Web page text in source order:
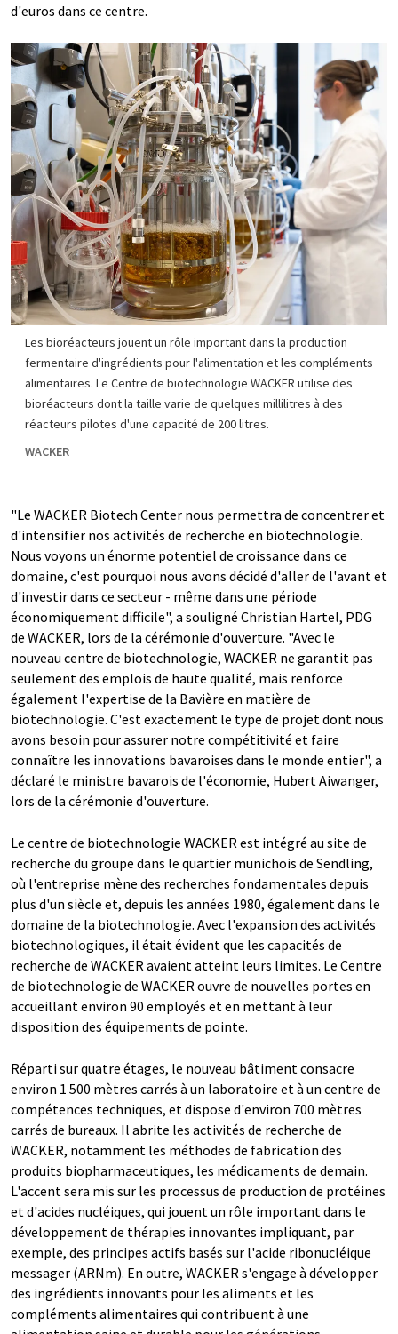
d'euros dans ce centre.
Les bioréacteurs jouent un rôle important dans la production
fermentaire d'ingrédients pour l'alimentation et les compléments
alimentaires. Le Centre de biotechnologie WACKER utilise des
bioréacteurs dont la taille varie de quelques millilitres à des
réacteurs pilotes d'une capacité de 200 litres.
WACKER
"Le WACKER Biotech Center nous permettra de concentrer et
d'intensifier nos activités de recherche en biotechnologie.
Nous voyons un énorme potentiel de croissance dans ce
domaine, c'est pourquoi nous avons décidé d'aller de l'avant et
d'investir dans ce secteur - même dans une période
économiquement difficile", a souligné Christian Hartel, PDG
de WACKER, lors de la cérémonie d'ouverture. "Avec le
nouveau centre de biotechnologie, WACKER ne garantit pas
seulement des emplois de haute qualité, mais renforce
également l'expertise de la Bavière en matière de
biotechnologie. C'est exactement le type de projet dont nous
avons besoin pour assurer notre compétitivité et faire
connaître les innovations bavaroises dans le monde entier", a
déclaré le ministre bavarois de l'économie, Hubert Aiwanger,
lors de la cérémonie d'ouverture.
Le centre de biotechnologie WACKER est intégré au site de
recherche du groupe dans le quartier munichois de Sendling,
où l'entreprise mène des recherches fondamentales depuis
plus d'un siècle et, depuis les années 1980, également dans le
domaine de la biotechnologie. Avec l'expansion des activités
biotechnologiques, il était évident que les capacités de
recherche de WACKER avaient atteint leurs limites. Le Centre
de biotechnologie de WACKER ouvre de nouvelles portes en
accueillant environ 90 employés et en mettant à leur
disposition des équipements de pointe.
Réparti sur quatre étages, le nouveau bâtiment consacre
environ 1 500 mètres carrés à un laboratoire et à un centre de
compétences techniques, et dispose d'environ 700 mètres
carrés de bureaux. Il abrite les activités de recherche de
WACKER, notamment les méthodes de fabrication des
produits biopharmaceutiques, les médicaments de demain.
L'accent sera mis sur les processus de production de protéines
et d'acides nucléiques, qui jouent un rôle important dans le
développement de thérapies innovantes impliquant, par
exemple, des principes actifs basés sur l'acide ribonucléique
messager (ARNm). En outre, WACKER s'engage à développer
des ingrédients innovants pour les aliments et les
compléments alimentaires qui contribuent à une